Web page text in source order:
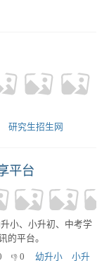
研究生招生网
平台
小、小升初、中考学
的平台。
0 幼升小
小升